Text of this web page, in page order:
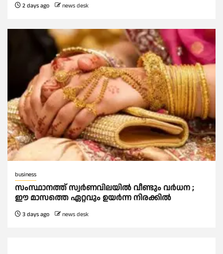
2 days ago news desk
business
സംസ്ഥാനത്ത് സ്വര്‍ണവിലയില്‍ വീണ്ടും വര്‍ധന ;
ഈ മാസത്തെ ഏറ്റവും ഉയര്‍ന്ന നിരക്കില്‍
3 days ago news desk